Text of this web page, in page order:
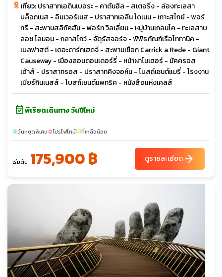
เที่ยว:ปราสาทเอดินเบอระ - คาตันฮิล - สเตอริ่ง - ล่องทะเลสา
บล็อกเนส - อินเวอร์เนส - ปราสาทเอลีน โดเนน - เกาะสไกย์ - พอร์
ทรี - สะพานสลิกัคฮัน - ฟอร์ท วิลเลี่ยม - หมู่บ้านเกลนโค - ทะเลสาบ
ลอช โลมอน - กลาสโกว์ - จัตุรัสจอร์จ - พิพิธภัณฑ์เรือไททานิค -
เบลฟาสต์ - เดอะดาร์กเฮดจ์ - สะพานเชือก Carrick a Rede - Giant
Causeway - เมืองลอนดอนเดอร์รี่ - หน้าผาโมเฮอร์ - มัคครอส
เฮ้าส์ - ปราสาทรอส - ปราสาทคิงจอห์น - โบสถ์เซนต์แมรี่ - โรงงาน
เบียร์กินเนสส์ - โบสถ์เซนต์แพทริค - หนังสือแห่งเคลส์
event_availableพีเรียดเดินทาง วันปีใหม่
sunnyวันหยุดพิเศษlocal_fire_departmentโปรไฟไหม้confirmation_numberที่เหลือน้อย
เริ่มต้น 175,900 ฿ ดูรายละเอียดarrow_forward